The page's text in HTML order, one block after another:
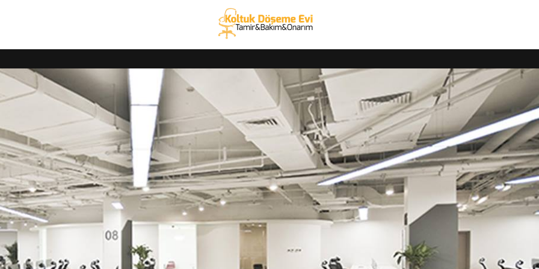
koltuğu, ofis koltuk kaplama hizmetlerini uzmanlarımıza yaptırın, kaliteli
garantiveriyoruz. Her marka büro koltuğu, kanepe tamiri, koltuk yedek parça
yerinizden alıp, teknik servis hizmetini sağladıktan sonra aldığımız yere
kaplama hizmetleri
tamiri, döşemesi ve kaplama işlemlerini alanında uzman ekiplerimize güvenle
Kategoriler
Adalar Ofis Koltuğu Tamiri
Arnavutköy Ofis Koltuğu Tamiri
Ataşehir Ofis Koltuğu Tamiri
Avcılar Ofis Koltuğu Tamiri
Bahçelievler Ofis Koltuğu Tamiri
Bakırköy Ofis Koltuğu Tamiri
Başakşehir Ofis Koltuğu Tamiri
Bayrampaşa Ofis Koltuğu Tamiri